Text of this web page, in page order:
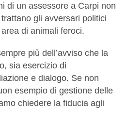
di un assessore a Carpi non
gli avversari politici
di animali feroci.
più dell’avviso che la
sia esercizio di
e dialogo. Se non
esempio di gestione delle
chiedere la fiducia agli